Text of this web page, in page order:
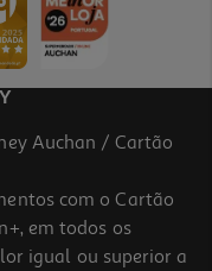
Auchan / Cartão
com o Cartão
em todos os
igual ou superior a